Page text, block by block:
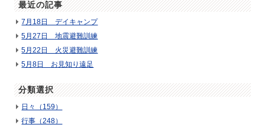
最近の記事
7月18日 デイキャンプ
5月27日 地震避難訓練
5月22日 火災避難訓練
5月8日 お見知り遠足
分類選択
日々（159）
行事（248）